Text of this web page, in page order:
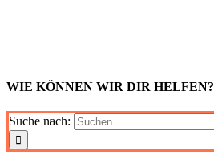
WIE KÖNNEN WIR DIR HELFEN?
Suche nach: